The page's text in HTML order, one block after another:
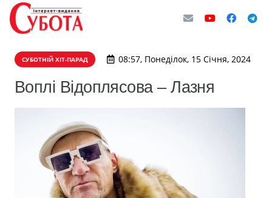
СУБОТНІЙ ХІТ-ПАРАД 08:57, Понеділок, 15 Січня, 2024
Воплі Відоплясова – Лазня